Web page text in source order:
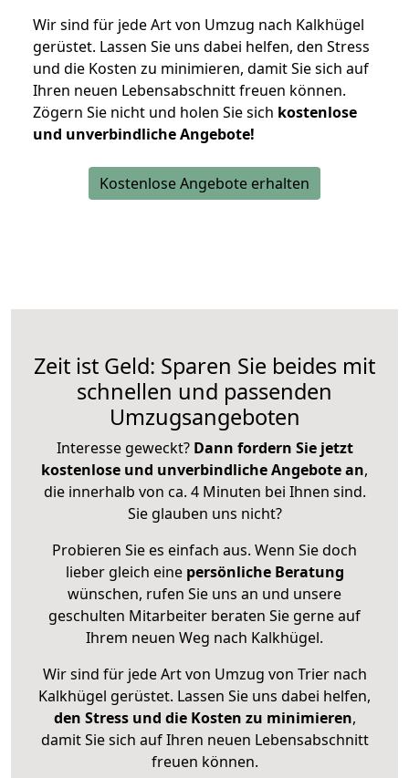
Wir sind für jede Art von Umzug nach Kalkhügel
gerüstet. Lassen Sie uns dabei helfen, den Stress
und die Kosten zu minimieren, damit Sie sich auf
Ihren neuen Lebensabschnitt freuen können.
Zögern Sie nicht und holen Sie sich kostenlose
und unverbindliche Angebote!
Kostenlose Angebote erhalten
Zeit ist Geld: Sparen Sie beides mit
schnellen und passenden
Umzugsangeboten
Interesse geweckt? Dann fordern Sie jetzt
kostenlose und unverbindliche Angebote an,
die innerhalb von ca. 4 Minuten bei Ihnen sind.
Sie glauben uns nicht?
Probieren Sie es einfach aus. Wenn Sie doch
lieber gleich eine persönliche Beratung
wünschen, rufen Sie uns an und unsere
geschulten Mitarbeiter beraten Sie gerne auf
Ihrem neuen Weg nach Kalkhügel.
Wir sind für jede Art von Umzug von Trier nach
Kalkhügel gerüstet. Lassen Sie uns dabei helfen,
den Stress und die Kosten zu minimieren,
damit Sie sich auf Ihren neuen Lebensabschnitt
freuen können.